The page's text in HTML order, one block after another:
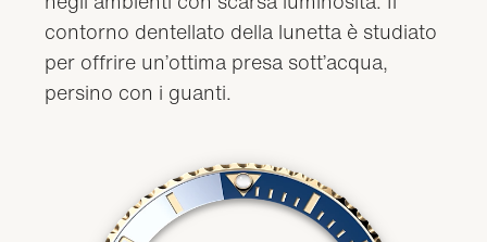
contorno dentellato della lunetta è studiato
per offrire un’ottima presa sott’acqua,
persino con i guanti.